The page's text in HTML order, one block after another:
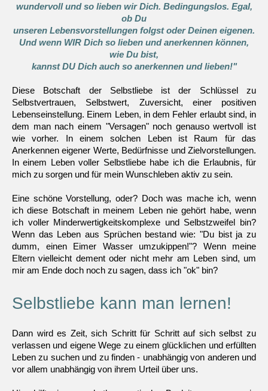
wundervoll und so lieben wir Dich. Bedingungslos. Egal,
ob Du
unseren Lebensvorstellungen folgst oder Deinen eigenen.
Und wenn WIR Dich so lieben und anerkennen können,
wie Du bist,
kannst DU Dich auch so anerkennen und lieben!"
Diese Botschaft der Selbstliebe ist der Schlüssel zu
Selbstvertrauen, Selbstwert, Zuversicht, einer positiven
Lebenseinstellung. Einem Leben, in dem Fehler erlaubt sind, in
dem man nach einem "Versagen" noch genauso wertvoll ist
wie vorher. In einem solchen Leben ist Raum für das
Anerkennen eigener Werte, Bedürfnisse und Zielvorstellungen.
In einem Leben voller Selbstliebe habe ich die Erlaubnis, für
mich zu sorgen und für mein Wunschleben aktiv zu sein.
Eine schöne Vorstellung, oder? Doch was mache ich, wenn
ich diese Botschaft in meinem Leben nie gehört habe, wenn
ich voller Minderwertigkeitskomplexe und Selbstzweifel bin?
Wenn das Leben aus Sprüchen bestand wie: "Du bist ja zu
dumm, einen Eimer Wasser umzukippen!"? Wenn meine
Eltern vielleicht dement oder nicht mehr am Leben sind, um
mir am Ende doch noch zu sagen, dass ich "ok" bin?
Selbstliebe kann man lernen!
Dann wird es Zeit, sich Schritt für Schritt auf sich selbst zu
verlassen und eigene Wege zu einem glücklichen und erfüllten
Leben zu suchen und zu finden - unabhängig von anderen und
vor allem unabhängig von ihrem Urteil über uns.